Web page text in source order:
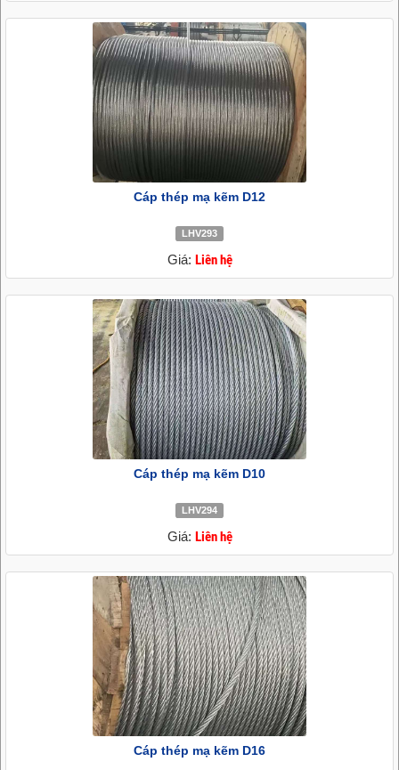
Cáp thép mạ kẽm D12
LHV293
Giá: Liên hệ
Cáp thép mạ kẽm D10
LHV294
Giá: Liên hệ
Cáp thép mạ kẽm D16